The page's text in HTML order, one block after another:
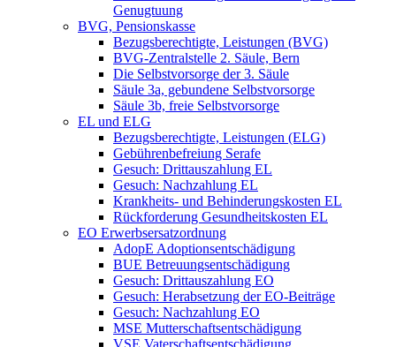
Genugtuung
BVG, Pensionskasse
Bezugsberechtigte, Leistungen (BVG)
BVG-Zentralstelle 2. Säule, Bern
Die Selbstvorsorge der 3. Säule
Säule 3a, gebundene Selbstvorsorge
Säule 3b, freie Selbstvorsorge
EL und ELG
Bezugsberechtigte, Leistungen (ELG)
Gebührenbefreiung Serafe
Gesuch: Drittauszahlung EL
Gesuch: Nachzahlung EL
Krankheits- und Behinderungskosten EL
Rückforderung Gesundheitskosten EL
EO Erwerbsersatzordnung
AdopE Adoptionsentschädigung
BUE Betreuungsentschädigung
Gesuch: Drittauszahlung EO
Gesuch: Herabsetzung der EO-Beiträge
Gesuch: Nachzahlung EO
MSE Mutterschaftsentschädigung
VSE Vaterschaftsentschädigung